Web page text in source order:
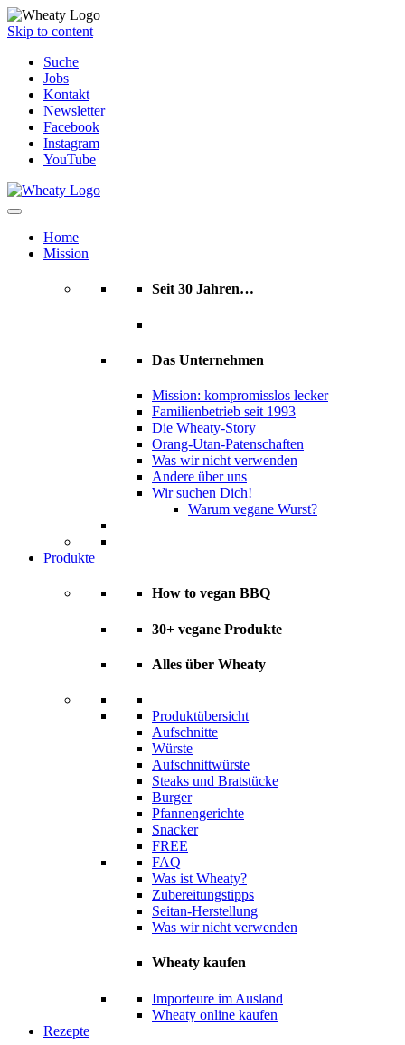
Skip to content
Suche
Jobs
Kontakt
Newsletter
Facebook
Instagram
YouTube
Home
Mission
Seit 30 Jahren…
Das Unternehmen
Mission: kompromisslos lecker
Familienbetrieb seit 1993
Die Wheaty-Story
Orang-Utan-Patenschaften
Was wir nicht verwenden
Andere über uns
Wir suchen Dich!
Warum vegane Wurst?
Produkte
How to vegan BBQ
30+ vegane Produkte
Alles über Wheaty
Produktübersicht
Aufschnitte
Würste
Aufschnittwürste
Steaks und Bratstücke
Burger
Pfannengerichte
Snacker
FREE
FAQ
Was ist Wheaty?
Zubereitungstipps
Seitan-Herstellung
Was wir nicht verwenden
Wheaty kaufen
Importeure im Ausland
Wheaty online kaufen
Rezepte